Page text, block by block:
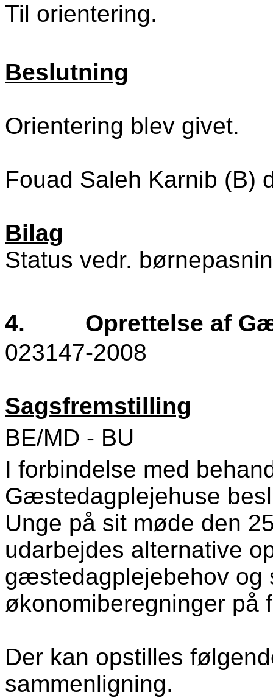
Til orientering.
Beslutning
Orientering blev givet.
Fouad Saleh Karnib (B)
Bilag
Status vedr.
4.
Oprettelse af
023147-2008
Sagsfremstilling
BE/MD - BU
I forbindelse med
Gæstedagplejehuse
Unge på sit møde den
udarbejdes alternative
gæstedagplejebehov og
økonomiberegninger på
Der kan opstilles
sammenligning.